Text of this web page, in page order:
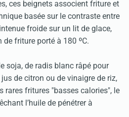
ces beignets associent friture et
basée sur le contraste entre
froide sur un lit de glace,
friture porté à 180 ºC.
soja, de radis blanc râpé pour
de citron ou de vinaigre de riz,
rares fritures "basses calories", le
l’huile de pénétrer à